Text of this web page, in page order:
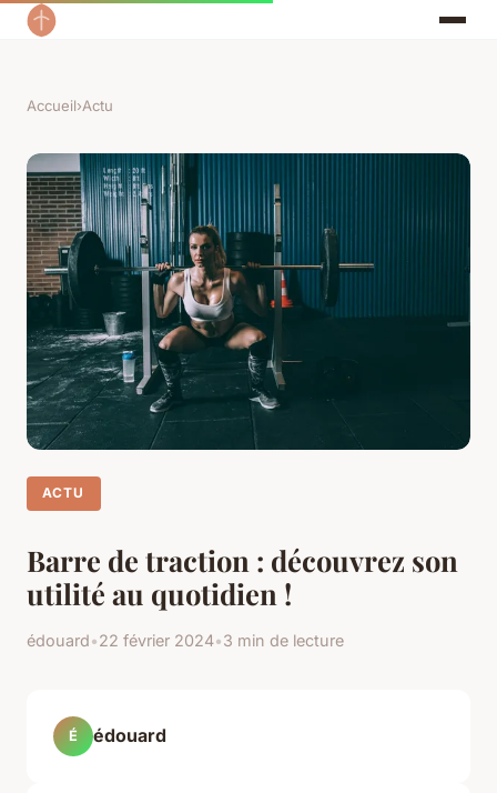
Accueil›Actu
ACTU
Barre de traction : découvrez son
utilité au quotidien !
édouard•22 février 2024•3 min de lecture
É édouard